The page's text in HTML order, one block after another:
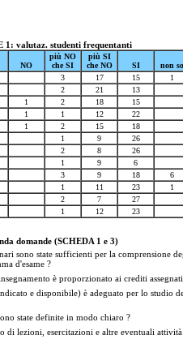
1: valutaz. studenti frequentanti
NO
più NO
che SI
più SI
che NO
SI
non so
3 17 15
1
2 21
13
1 2 18
15
1 1 12
22
1 2 15
18
1 9
26
2 8
26
1 9
6
3 9 18
6
1 11 23
1
2 7
27
1 12 23
domande (SCHEDA 1 e 3)
sono state sufficienti per la comprensione
d'esame ?
è proporzionato ai crediti
e disponibile) è adeguato per lo studio
state definite in modo chiaro ?
di lezioni, esercitazioni e altre eventuali